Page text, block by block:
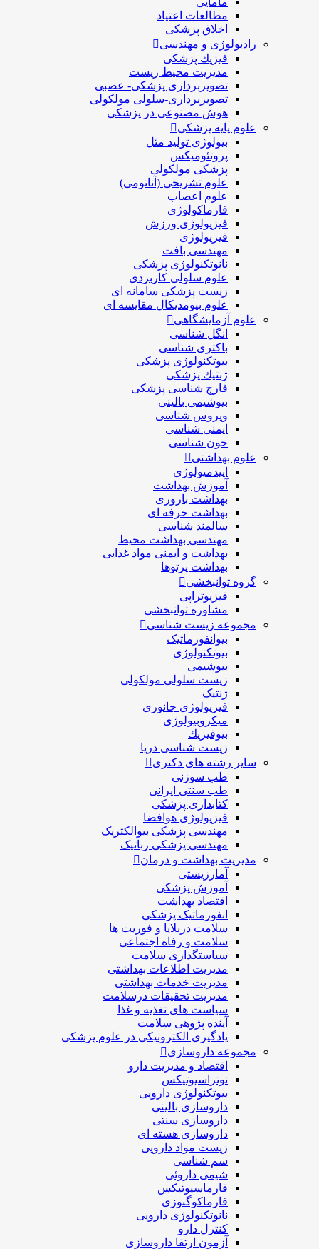
مطالعات اعتیاد
اخلاق پزشکی
رادیولوژی و مهندسی
فيزيك پزشکی
مدیریت محیط زیست
تصویربرداری پزشکی- عصبی
تصویربرداری-سلولی مولکولی
هوش مصنوعی در پزشکی
علوم پایه پزشکی
بیولوژی تولید مثل
پروتئومیکس
پزشکی مولکولی
علوم تشریحی (آناتومی)
علوم اعصاب
فارماکولوژی
فیزیولوژی ورزش
فیزیولوژی
مهندسی بافت
نانوتکنولوژی پزشکی
علوم سلولی کاربردی
زیست پزشکی سامانه ای
علوم بیومدیکال مقایسه ای
علوم آزمایشگاهی
انگل شناسی
باکتری شناسی
بیوتکنولوژی پزشکی
ژنتيك پزشکی
قارچ شناسی پزشكی
بیوشیمی بالینی
ویروس شناسی
ایمنی شناسی
خون شناسی
علوم بهداشتی
اپیدمیولوژی
آموزش بهداشت
بهداشت باروری
بهداشت حرفه ای
سالمند شناسی
مهندسی بهداشت محيط
بهداشت و ایمنی مواد غذایی
بهداشت پرتوها
گروه توانبخشی
فیزیوتراپی
مشاوره توانبخشی
مجموعه زیست شناسی
بیوانفورماتیک
بیوتکنولوژی
بیوشیمی
زیست سلولی مولکولی
ژنتیک
فیزیولوژی جانوری
میکروبیولوژی
بيوفيزيك
زیست شناسی دریا
سایر رشته های دکتری
طب سوزنی
طب سنتی ایرانی
کتابداری پزشکی
فیزیولوژی هوافضا
مهندسی پزشکی بیوالکتریک
مهندسی پزشکی رباتیک
مدیریت بهداشت و درمان
آمارزیستی
آموزش پزشکی
اقتصاد بهداشت
انفورماتیک پزشکی
سلامت دربلايا و فوريت ها
سلامت و رفاه اجتماعی
سیاستگذاری سلامت
مدیریت اطلاعات بهداشتی
مدیریت خدمات بهداشتی
مدیریت تحقیقات درسلامت
سیاست های تغذیه و غذا
آینده پژوهی سلامت
یادگیری الکترونیکی در علوم پزشکی
مجموعه داروسازی
اقتصاد و مديريت دارو
نوتراسیوتیکس
بيوتكنولوژی دارویی
داروسازی بالينی
داروسازی سنتی
داروسازی هسته ای
زیست مواد دارویی
سم شناسی
شيمی داروئی
فارماسيوتيكس
فارماكوگنوزی
نانوتکنولوژی دارویی
كنترل دارو
آزمون ارتقا داروسازی